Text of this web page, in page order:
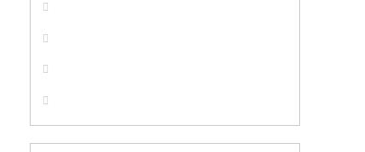



